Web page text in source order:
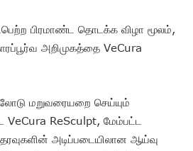
பிரமாண்ட தொடக்க விழா மூலம்,
அறிமுகத்தை VeCura
மறுவரையறை செய்யும்
VeCura ReSculpt, மேம்பட்ட
அடிப்படையிலான ஆய்வு